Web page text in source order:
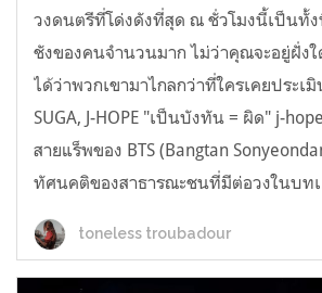
วงดนตรีที่โด่งดังที่สุด ณ ชั่วโมงนี้เป็นทั้ง
ชังของคนจำนวนมาก ไม่ว่าคุณจะอยู่ฝั่ง
ได้ว่าพวกเขามาไกลกว่าที่ใครเคยประเมินไ
SUGA, J-HOPE "เป็นบังทัน = ผิด" j-
สายแร็พของ BTS (Bangtan
ทัศนคติของสาธารณะชนที่มีต่อวงในบทเ
toneless troubadour